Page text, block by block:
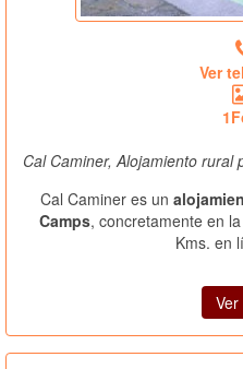
Ver
Cal Caminer, Alojamiento rural
Cal Caminer es un
Camps, concretamente en
Kms. en